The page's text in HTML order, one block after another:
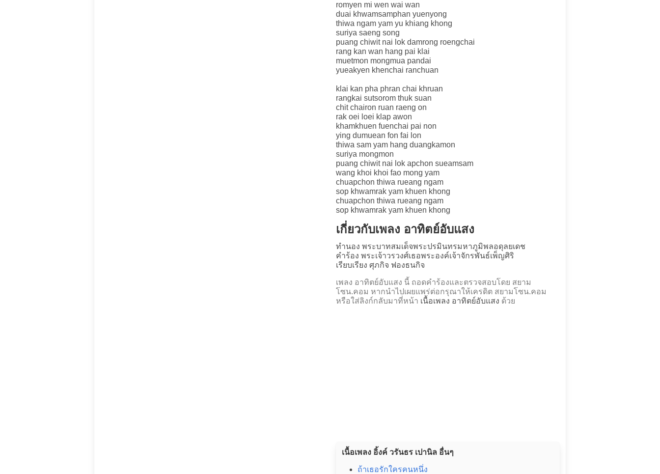
romyen mi wen wai wan
duai khwamsamphan yuenyong
thiwa ngam yam yu khiang khong
suriya saeng song
puang chiwit nai lok damrong roengchai
rang kan wan hang pai klai
muetmon mongmua pandai
yueakyen khenchai ranchuan
klai kan pha phran chai khruan
rangkai sutsorom thuk suan
chit chairon ruan raeng on
rak oei loei klap awon
khamkhuen fuenchai pai non
ying dumuean fon fai lon
thiwa sam yam hang duangkamon
suriya mongmon
puang chiwit nai lok apchon sueamsam
wang khoi khoi fao mong yam
chuapchon thiwa rueang ngam
sop khwamrak yam khuen khong
chuapchon thiwa rueang ngam
sop khwamrak yam khuen khong
เกี่ยวกับเพลง อาทิตย์อับแสง
ทำนอง พระบาทสมเด็จพระปรมินทรมหาภูมิพลอดุลยเดช
คำร้อง พระเจ้าวรวงศ์เธอพระองค์เจ้าจักรพันธ์เพ็ญศิริ
เรียบเรียง ศุภกิจ ฟองธนกิจ
เพลง อาทิตย์อับแสง นี้ ถอดคำร้องและตรวจสอบโดย สยาม
โซน.คอม หากนำไปเผยแพร่ต่อกรุณาให้เครดิต สยามโซน.คอม
หรือใส่ลิงก์กลับมาที่หน้า เนื้อเพลง อาทิตย์อับแสง ด้วย
เนื้อเพลง อิ้งค์ วรันธร เปานิล อื่นๆ
ถ้าเธอรักใครคนหนึ่ง